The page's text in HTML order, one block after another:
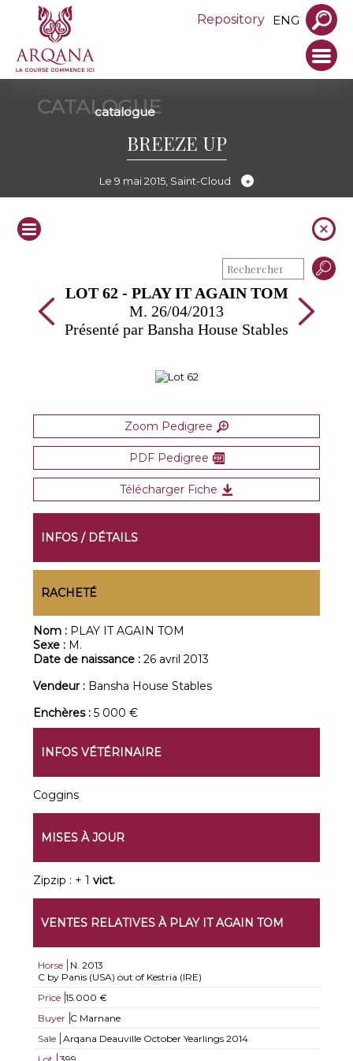
Repository ENG
CATALOGUE
catalogue
BREEZE UP
Le 9 mai 2015, Saint-Cloud
LOT 62 - PLAY IT AGAIN TOM
M. 26/04/2013
Présenté par Bansha House Stables
Zoom Pedigree
PDF Pedigree
Télécharger Fiche
INFOS / DÉTAILS
RACHETÉ
Nom : PLAY IT AGAIN TOM
Sexe : M.
Date de naissance :26 avril 2013
Vendeur : Bansha House Stables
Enchères :5 000 €
INFOS VÉTÉRINAIRE
Coggins
MISES À JOUR
Zipzip : + 1vict.
VENTES RELATIVES À PLAY IT AGAIN TOM
Horse N. 2013
C by Panis (USA) out of Kestria (IRE)
Price 15.000 €
Buyer C Marnane
Sale
Arqana Deauville October Yearlings 2014